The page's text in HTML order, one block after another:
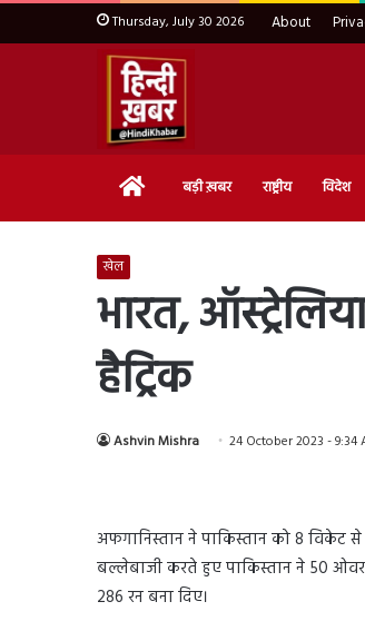
Thursday, July 30 2026 About
Home बड़ी ख़बर राष्ट्रीय विदेश
खेल
भारत,
हैट्रिक
Ashvin Mishra 24 October 2023 - 9:34
अफगानिस्तान ने पाकिस्तान को 8 विकेट
बल्लेबाजी करते हुए पाकिस्तान ने 50
286 रन बना दिए।